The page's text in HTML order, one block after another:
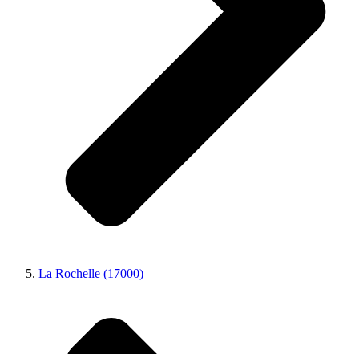
La Rochelle (17000)